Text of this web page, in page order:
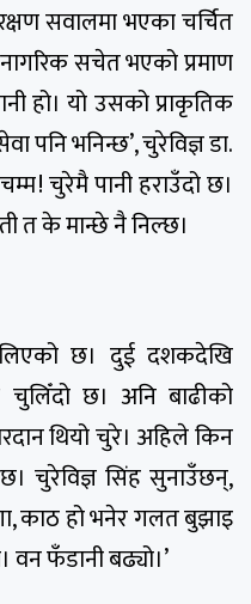
सवालमा भएका चर्चित
सचेत भएको प्रमाण
हो। यो उसको प्राकृतिक
पनि भनिन्छ’, चुरेविज्ञ डा.
! चुरेमै पानी हराउँदो छ।
त के मान्छे नै निल्छ।
छ। दुई दशकदेखि
चुलिँदो छ। अनि बाढीको
थियो चुरे। अहिले किन
छ। चुरेविज्ञ सिंह सुनाउँछन्,
काठ हो भनेर गलत बुझाइ
वन फँडानी बढ्यो।’